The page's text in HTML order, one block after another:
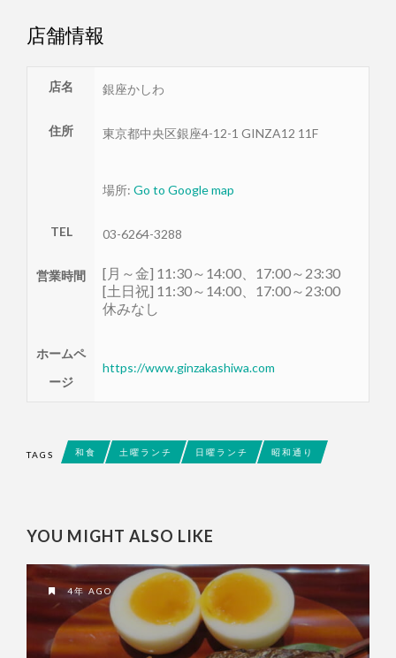
店舗情報
店名 銀座かしわ
住所 東京都中央区銀座4-12-1 GINZA12 11F
場所: Go to Google map
TEL 03-6264-3288
営業時間
[月～金] 11:30～14:00、17:00～23:30
[土日祝] 11:30～14:00、17:00～23:00
休みなし
ホームペ
ージ
https://www.ginzakashiwa.com
TAGS 和食 土曜ランチ 日曜ランチ 昭和通り
YOU MIGHT ALSO LIKE
4年 AGO